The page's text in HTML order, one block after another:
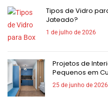
Tipos de Vidro
Jateado?
1 de julho de 2026
Projetos de
Pequenos em
25 de junho de 2026